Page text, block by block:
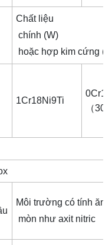
Chất liệu
chính (W)
hoặc hợp kim cứng
1Cr18Ni9Ti
（
Môi trường có tính ăn
mòn như axit nitric